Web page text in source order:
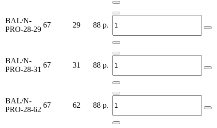
BAL/N-
PRO-28-29
67 29 88 р.
BAL/N-
PRO-28-31
67 31 88 р.
BAL/N-
PRO-28-62
67 62 88 р.